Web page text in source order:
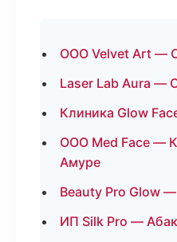
ООО Velvet Art —
Laser Lab Aura —
Клиника Glow
ООО Med Face —
Амуре
Beauty Pro Glow
ИП Silk Pro —